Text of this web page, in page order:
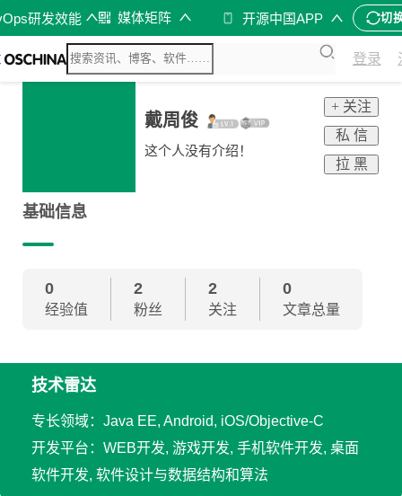
研发效能 媒体矩阵 开源中国APP 切
登录
戴周俊
这个人没有介绍！
+ 关注
私 信
拉 黑
基础信息
0
经验值
2
粉丝
2
关注
0
文章总量
技术雷达
专长领域：Java EE, Android, iOS/Objective-C
开发平台：WEB开发, 游戏开发, 手机软件开发, 桌面
软件开发, 软件设计与数据结构和算法